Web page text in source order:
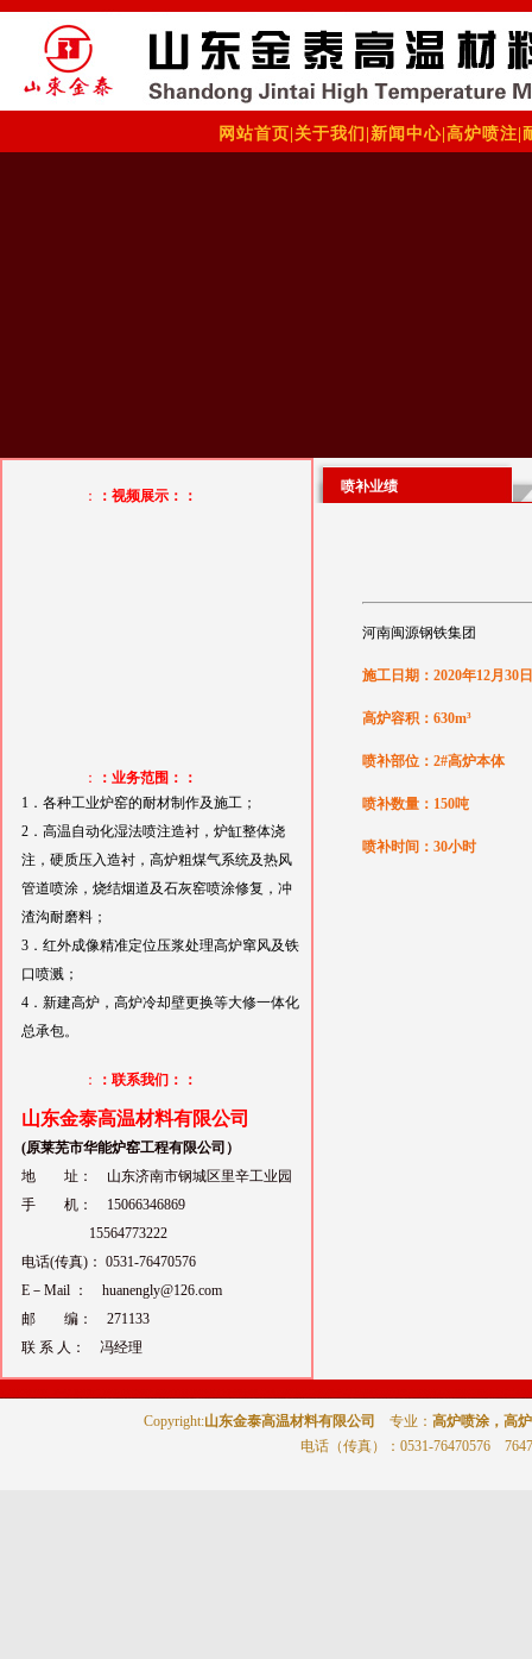
网站首页 关于我们 新闻中心 高炉喷注
： ：视频展示：：
：
：业务范围：：
1．各种工业炉窑的耐材制作及施工；
2．高温自动化湿法喷注造衬，炉缸整体浇
注，硬质压入造衬，高炉粗煤气系统及热风
管道喷涂，烧结烟道及石灰窑喷涂修复，冲
渣沟耐磨料；
3．红外成像精准定位压浆处理高炉窜风及铁
口喷溅；
4．新建高炉，高炉冷却壁更换等大修一体化
总承包。
： ：联系我们：：
山东金泰高温材料有限公司
(原莱芜市华能炉窑工程有限公司）
地 址： 山东济南市钢城区里辛工业园
手 机： 15066346869
15564773222
电话(传真)： 0531-76470576
E－Mail ： huanengly@126.com
邮 编： 271133
联 系 人： 冯经理
喷补业绩
河南闽源钢铁集团
施工日期：2020年12月30日
高炉容积：630m³
喷补部位：2#高炉本体
喷补数量：150吨
喷补时间：30小时
Copyright:山东金泰高温材料有限公司 专业： 高炉喷涂，高
电话（传真）
：0531-76470576